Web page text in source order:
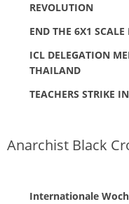
REVOLUTION
END THE 6X1
ICL DELEGATION
THAILAND
TEACHERS STRIKE
Anarchist Black
Internationale